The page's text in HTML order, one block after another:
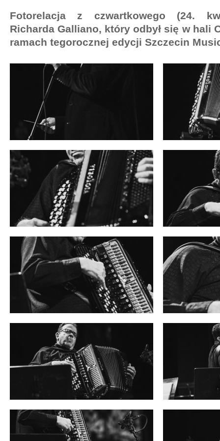
Fotorelacja z czwartkowego (24.
Richarda Galliano, który odbył się w hali
ramach tegorocznej edycji Szczecin